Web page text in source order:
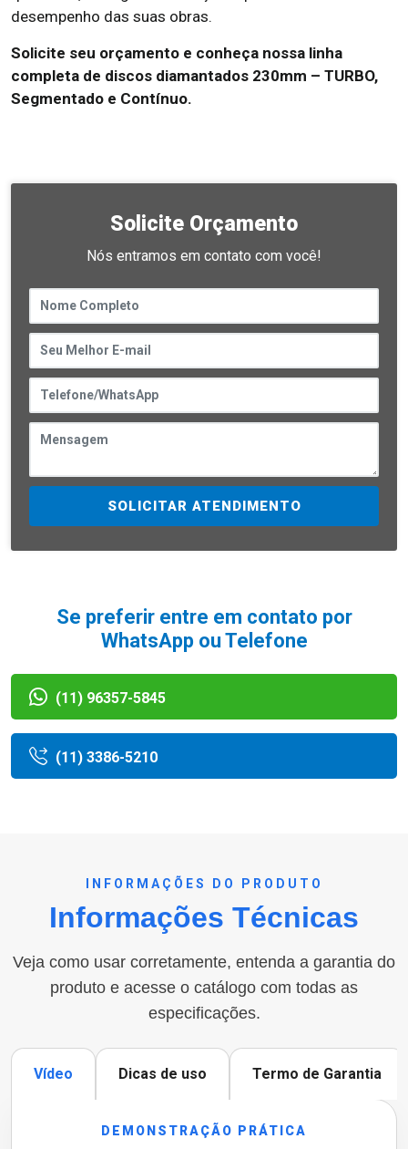
desempenho das suas obras.
Solicite seu orçamento e conheça nossa linha
completa de discos diamantados 230mm – TURBO,
Segmentado e Contínuo.
Solicite Orçamento
Nós entramos em contato com você!
SOLICITAR ATENDIMENTO
Se preferir entre em contato por
WhatsApp ou Telefone
(11) 96357-5845
(11) 3386-5210
INFORMAÇÕES DO PRODUTO
Informações Técnicas
Veja como usar corretamente, entenda a garantia do
produto e acesse o catálogo com todas as
especificações.
Vídeo Dicas de uso Termo de Garantia
DEMONSTRAÇÃO PRÁTICA